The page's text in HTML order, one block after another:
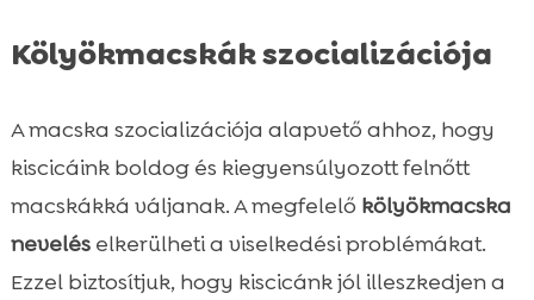
Kölyökmacskák szocializációja
A macska szocializációja alapvető ahhoz, hogy
kiscicáink boldog és kiegyensúlyozott felnőtt
macskákká váljanak. A megfelelő kölyökmacska
neveléselkerülheti a viselkedési problémákat.
Ezzel biztosítjuk, hogy kiscicánk jól illeszkedjen a